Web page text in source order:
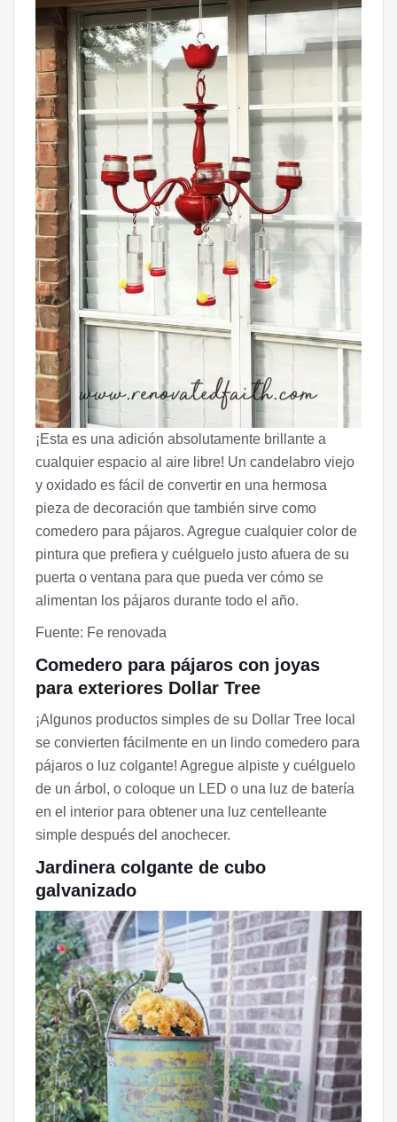
¡Esta es una adición absolutamente brillante a
cualquier espacio al aire libre! Un candelabro viejo
y oxidado es fácil de convertir en una hermosa
pieza de decoración que también sirve como
comedero para pájaros. Agregue cualquier color de
pintura que prefiera y cuélguelo justo afuera de su
puerta o ventana para que pueda ver cómo se
alimentan los pájaros durante todo el año.
Fuente: Fe renovada
Comedero para pájaros con joyas
para exteriores Dollar Tree
¡Algunos productos simples de su Dollar Tree local
se convierten fácilmente en un lindo comedero para
pájaros o luz colgante! Agregue alpiste y cuélguelo
de un árbol, o coloque un LED o una luz de batería
en el interior para obtener una luz centelleante
simple después del anochecer.
Jardinera colgante de cubo
galvanizado